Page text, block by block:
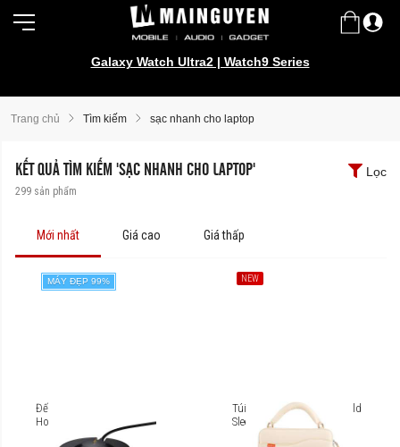
Galaxy Watch Ultra2 | Watch9 Series
Trang chủ Tìm kiếm sạc nhanh cho laptop
KẾT QUẢ TÌM KIẾM 'SẠC NHANH CHO LAPTOP'
299 sản phẩm
Lọc
Mới nhất Giá cao Giá thấp
MÁY ĐẸP 99%
Đế sạc loa Bose Portable
Home Speaker
NEW
Túi laptop MicroPack Shield
Sleeve 13-14 inch MSL-02